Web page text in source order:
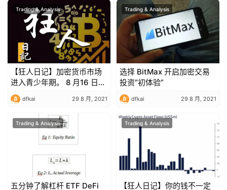
Trading & Analysis
【狂人日记】加密货币市场
进入青少年期。 8 月16 日行
情分析
dfkai 29 8 月, 2021
Trading & Analysis
选择 BitMax 开启加密交易
投资“初体验”
dfkai 29 8 月, 2021
Trading & Analysis
五分钟了解杠杆 ETF DeFi
Trading & Analysis
【狂人日记】你的钱不一定